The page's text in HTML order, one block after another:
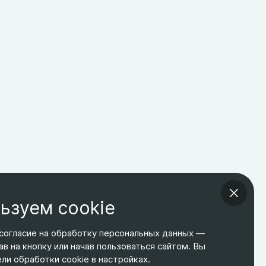
ТЕЛЕФОН
+7 495 266-65-67
ЭЛ. ПОЧТА
shop@relines.ru
АДРЕС
Москва, Гаражная 8
cookie
на обработку персональных данных —
на кнопку или начав пользоваться сайтом. Вы
обработки cookie в настройках.